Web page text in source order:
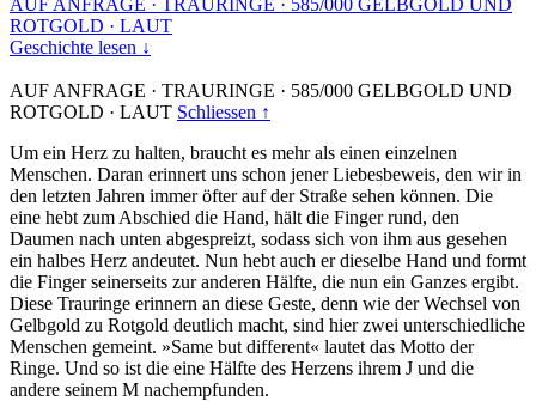
ROTGOLD · LAUT
Geschichte lesen ↓
AUF ANFRAGE · TRAURINGE · 585/000 GELBGOLD UND
ROTGOLD · LAUT Schliessen ↑
Um ein Herz zu halten, braucht es mehr als einen einzelnen
Menschen. Daran erinnert uns schon jener Liebesbeweis, den wir in
den letzten Jahren immer öfter auf der Straße sehen können. Die
eine hebt zum Abschied die Hand, hält die Finger rund, den
Daumen nach unten abgespreizt, sodass sich von ihm aus gesehen
ein halbes Herz andeutet. Nun hebt auch er dieselbe Hand und formt
die Finger seinerseits zur anderen Hälfte, die nun ein Ganzes ergibt.
Diese Trauringe erinnern an diese Geste, denn wie der Wechsel von
Gelbgold zu Rotgold deutlich macht, sind hier zwei unterschiedliche
Menschen gemeint. »Same but different« lautet das Motto der
Ringe. Und so ist die eine Hälfte des Herzens ihrem J und die
andere seinem M nachempfunden.